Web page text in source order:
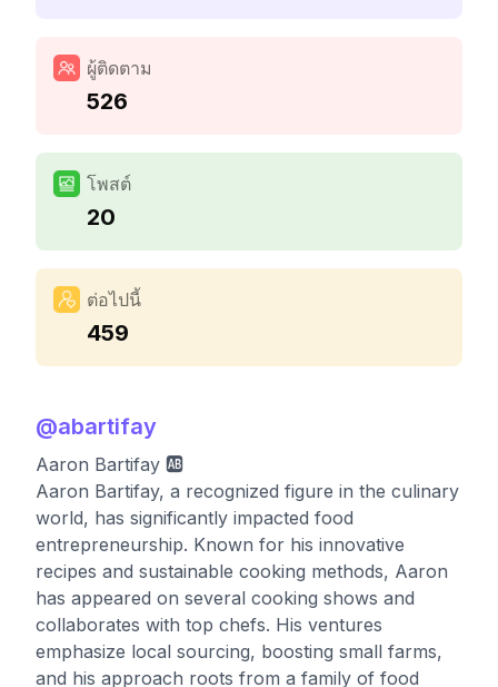
ผู้ติดตาม
526
โพสต์
20
ต่อไปนี้
459
@abartifay
Aaron Bartifay 🆎
Aaron Bartifay, a recognized figure in the culinary
world, has significantly impacted food
entrepreneurship. Known for his innovative
recipes and sustainable cooking methods, Aaron
has appeared on several cooking shows and
collaborates with top chefs. His ventures
emphasize local sourcing, boosting small farms,
and his approach roots from a family of food